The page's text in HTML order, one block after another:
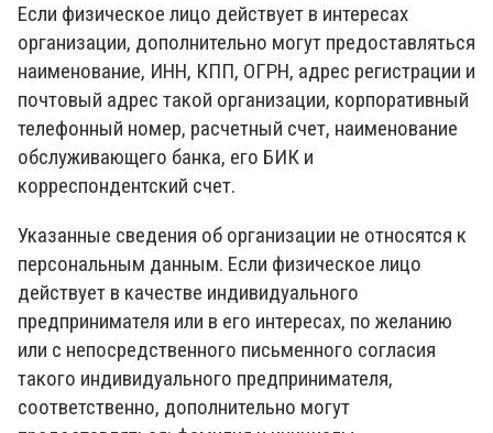
Если физическое лицо действует в интересах
организации, дополнительно могут предоставляться
наименование, ИНН, КПП, ОГРН, адрес регистрации и
почтовый адрес такой организации, корпоративный
телефонный номер, расчетный счет, наименование
обслуживающего банка, его БИК и
корреспондентский счет.
Указанные сведения об организации не относятся к
персональным данным. Если физическое лицо
действует в качестве индивидуального
предпринимателя или в его интересах, по желанию
или с непосредственного письменного согласия
такого индивидуального предпринимателя,
соответственно, дополнительно могут